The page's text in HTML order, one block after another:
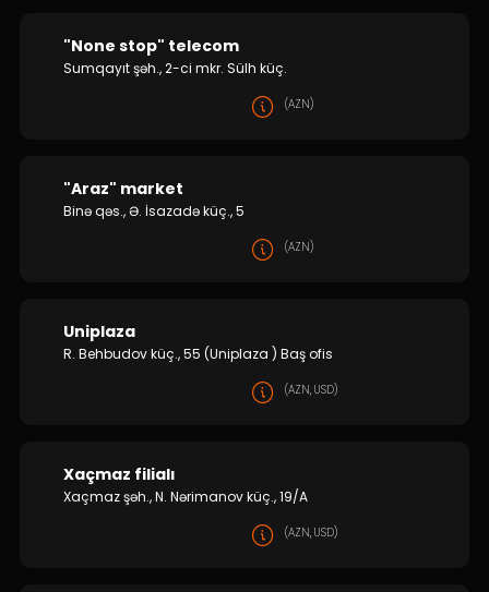
"None stop" telecom
Sumqayıt şəh., 2-ci mkr. Sülh küç.
(AZN)
"Araz" market
Binə qəs., Ə. İsazadə küç., 5
(AZN)
Uniplaza
R. Behbudov küç., 55 (Uniplaza ) Baş ofis
(AZN, USD)
Xaçmaz filialı
Xaçmaz şəh., N. Nərimanov küç., 19/A
(AZN, USD)